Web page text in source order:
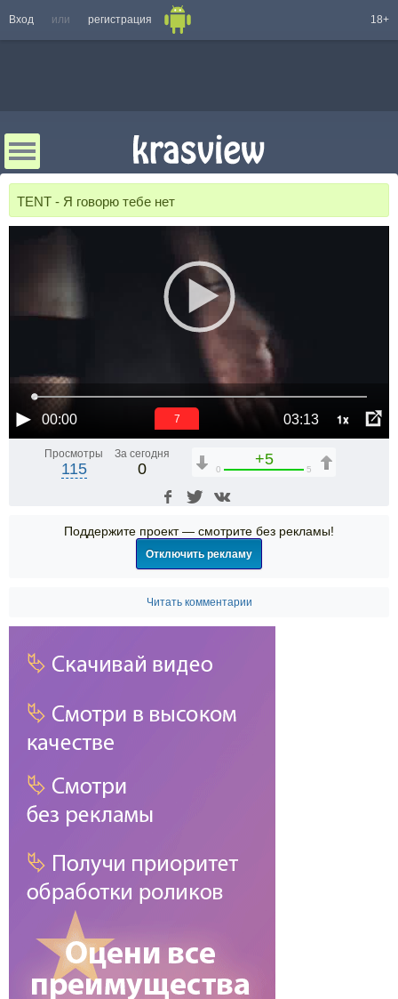
Вход или регистрация 18+
TENT - Я говорю тебе нет
00:00 03:13 1x
6
Просмотры
115
За сегодня
0
+5
0 5
Поддержите проект — смотрите без рекламы!
Отключить рекламу
Читать комментарии